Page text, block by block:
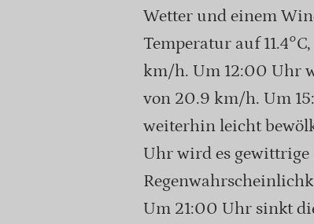
Wetter und einem
Temperatur auf
km/h. Um 12:00 Uhr
von 20.9 km/h. Um
weiterhin leicht
Uhr wird es gewittrige
Um 21:00 Uhr sinkt